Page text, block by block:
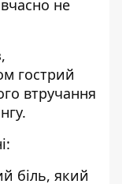
не
гострий
втручання
біль, який